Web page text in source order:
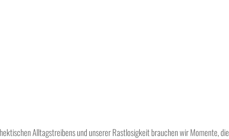
Alltagstreibens und unserer Rastlosigkeit brauchen wir Momente, die